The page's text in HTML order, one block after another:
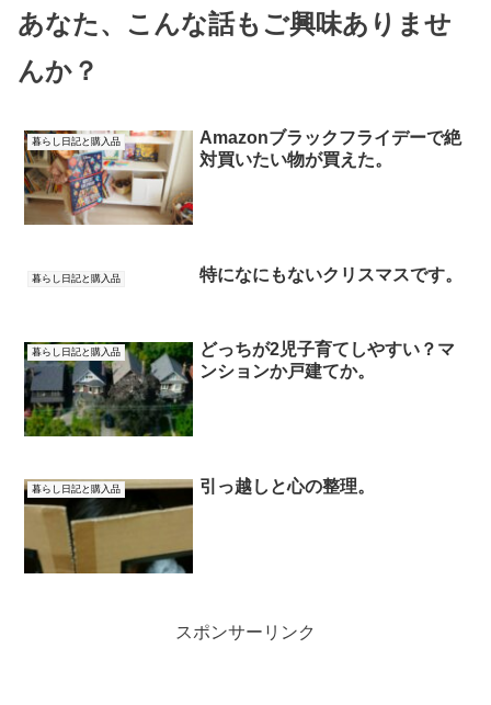
あなた、こんな話もご興味ありませ
んか？
暮らし日記と購入品
Amazonブラックフライデーで絶
対買いたい物が買えた。
暮らし日記と購入品 特になにもないクリスマスです。
暮らし日記と購入品
どっちが2児子育てしやすい？マ
ンションか戸建てか。
暮らし日記と購入品 引っ越しと心の整理。
スポンサーリンク